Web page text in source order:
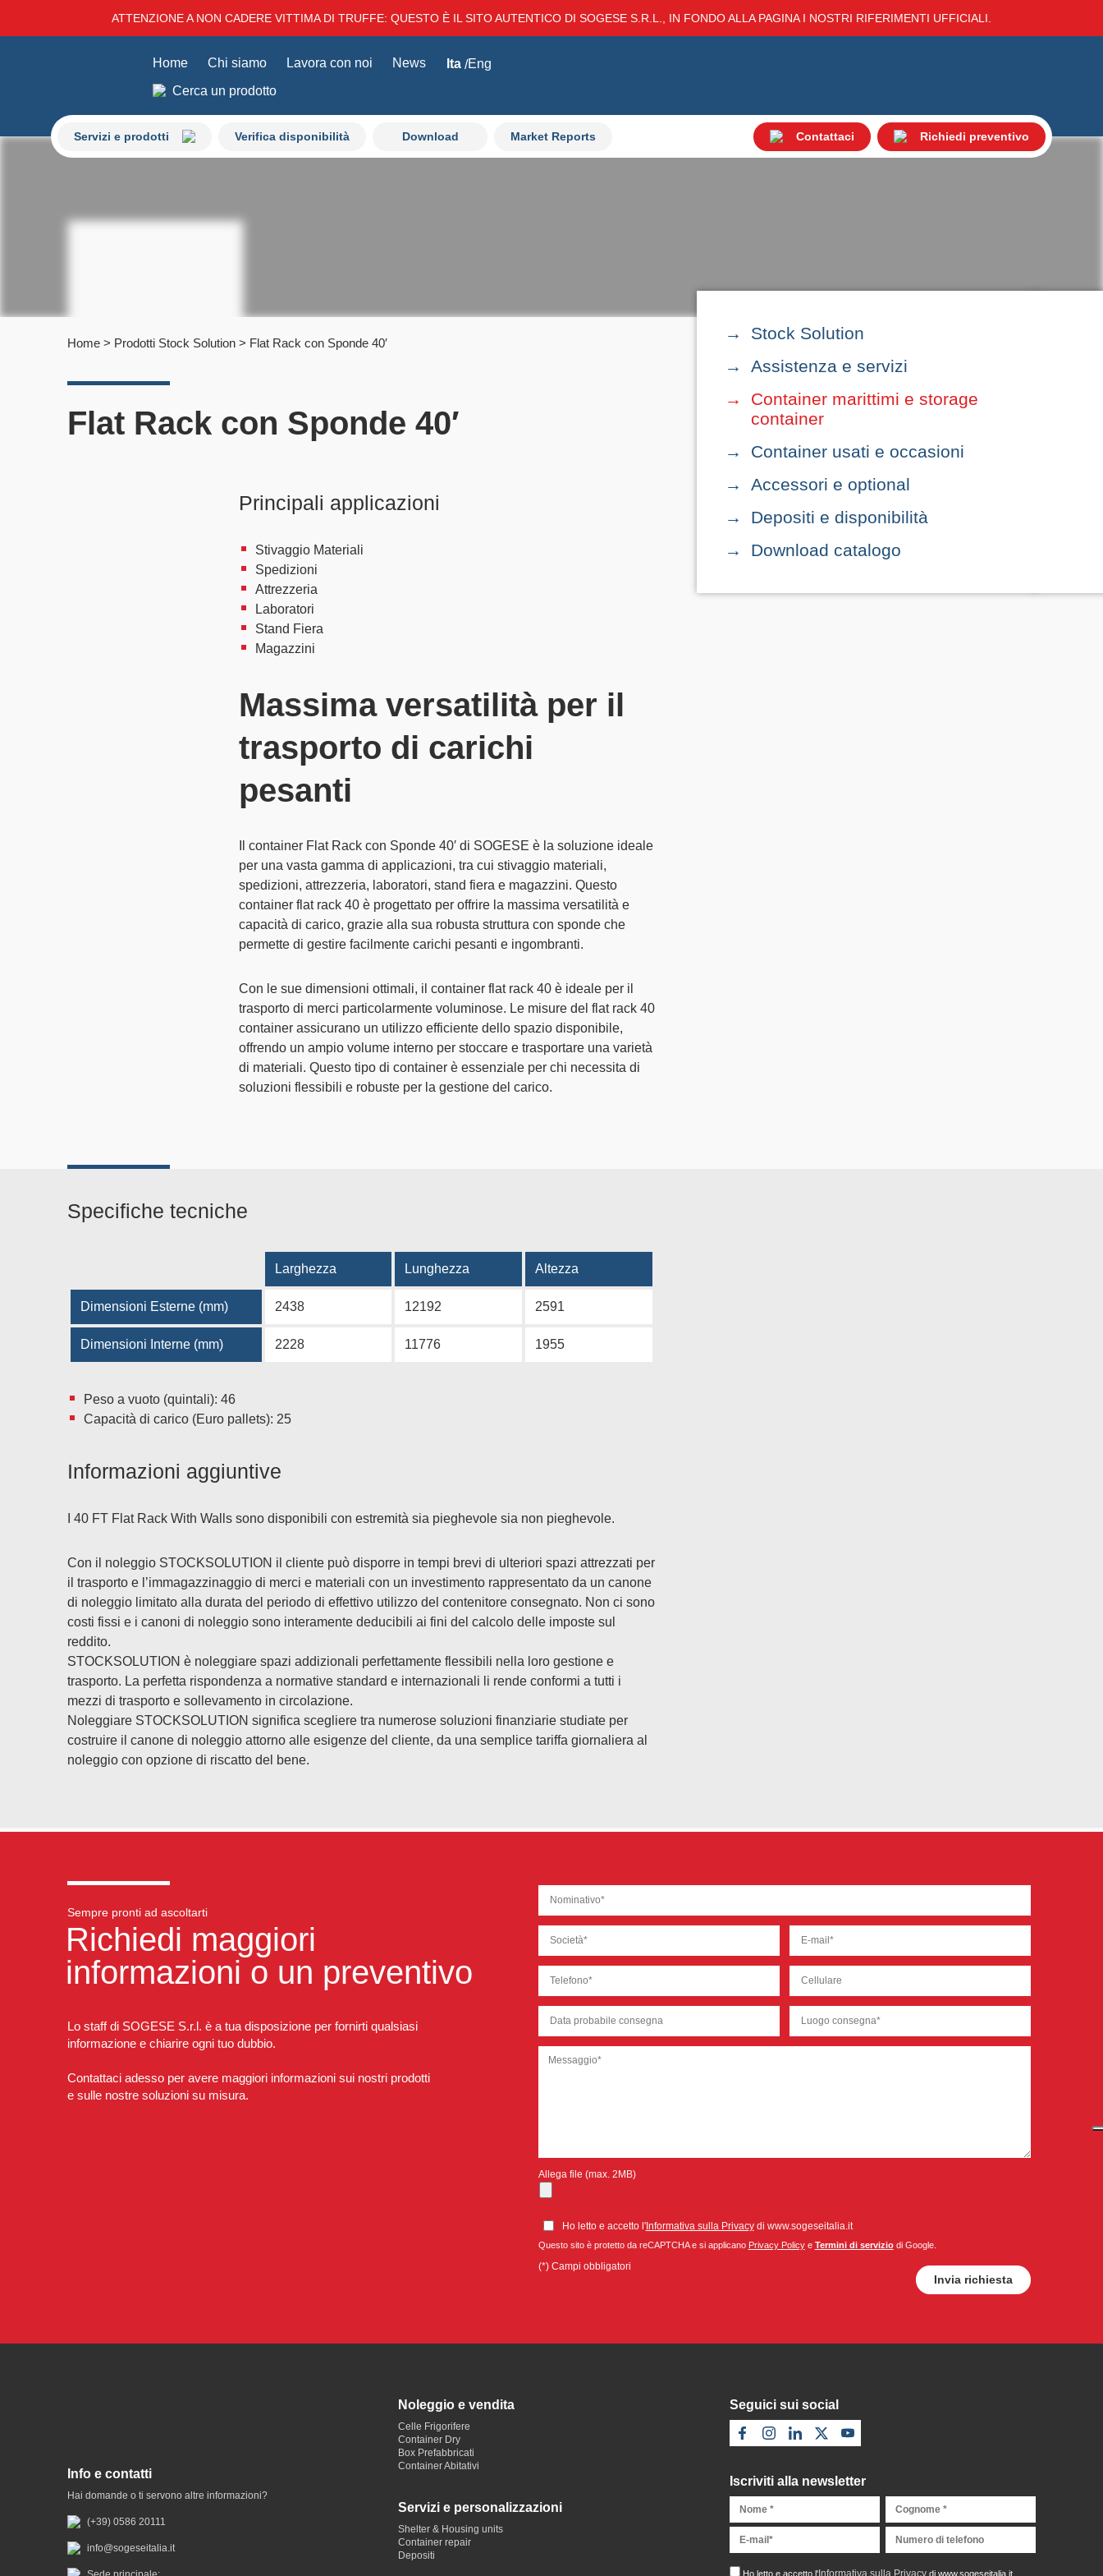
ATTENZIONE A NON CADERE VITTIMA DI TRUFFE: QUESTO È IL SITO AUTENTICO DI SOGESE S.R.L., IN FONDO ALLA PAGINA I NOSTRI RIFERIMENTI UFFICIALI.
Servizi e prodotti Verifica disponibilità Download Market Reports Contattaci Richiedi preventivo
Home Chi siamo Lavora con noi News Ita Eng
Cerca un prodotto
Home > Prodotti Stock Solution > Flat Rack con Sponde 40′
Flat Rack con Sponde 40′
Principali applicazioni
Stivaggio Materiali
Spedizioni
Attrezzeria
Laboratori
Stand Fiera
Magazzini
Massima versatilità per il
trasporto di carichi
pesanti
Ilcontainer Flat Rack con Sponde 40′ di SOGESE è la soluzione ideale
per una vasta gamma di applicazioni, tra cui stivaggio materiali,
spedizioni, attrezzeria, laboratori, stand fiera e magazzini. Questo
container flat rack 40 è progettato per offrire la massima versatilità e
capacità di carico, grazie alla sua robusta struttura con sponde che
permette di gestire facilmente carichi pesanti e ingombranti.
Con le suedimensioni ottimali, ilcontainer flat rack 40 è ideale per il
trasporto di merci particolarmente voluminose. Le misure delflat rack 40
container assicurano un utilizzo efficiente dello spazio disponibile,
offrendo un ampio volume interno per stoccare e trasportare una varietà
di materiali. Questo tipo di container è essenziale per chi necessita di
soluzioni flessibili e robuste per la gestione del carico.
Specifiche tecniche
Larghezza Lunghezza Altezza
Dimensioni Esterne (mm) 2438 12192 2591
Dimensioni Interne (mm) 2228 11776 1955
Peso a vuoto (quintali): 46
Capacità di carico (Euro pallets): 25
Informazioni aggiuntive
I 40 FT Flat Rack With Walls sono disponibili con estremità sia pieghevole sia non pieghevole.
Con il noleggio STOCKSOLUTION il cliente può disporre in tempi brevi di ulteriori spazi attrezzati per
il trasporto e l’immagazzinaggio di merci e materiali con un investimento rappresentato da un canone
di noleggio limitato alla durata del periodo di effettivo utilizzo del contenitore consegnato. Non ci sono
costi fissi e i canoni di noleggio sono interamente deducibili ai fini del calcolo delle imposte sul
reddito.
STOCKSOLUTION è noleggiare spazi addizionali perfettamente flessibili nella loro gestione e
trasporto. La perfetta rispondenza a normative standard e internazionali li rende conformi a tutti i
mezzi di trasporto e sollevamento in circolazione.
Noleggiare STOCKSOLUTION significa scegliere tra numerose soluzioni finanziarie studiate per
costruire il canone di noleggio attorno alle esigenze del cliente, da una semplice tariffa giornaliera al
noleggio con opzione di riscatto del bene.
Stock Solution
Assistenza e servizi
Container marittimi e storage
container
Container usati e occasioni
Accessori e optional
Depositi e disponibilità
Download catalogo
Sempre pronti ad ascoltarti
Richiedi maggiori
informazioni o un preventivo
Lo staff di SOGESE S.r.l. è a tua disposizione per fornirti qualsiasi
informazione e chiarire ogni tuo dubbio.
Contattaci adesso per avere maggiori informazioni sui nostri prodotti
e sulle nostre soluzioni su misura.
Allega file (max. 2MB)
Ho letto e accetto l'Informativa sulla Privacydi www.sogeseitalia.it
Questo sito è protetto da reCAPTCHA e si applicano Privacy Policye Termini di serviziodi Google.
(*) Campi obbligatori
Info e contatti
Hai domande o ti servono altre informazioni?
(+39) 0586 20111
info@sogeseitalia.it
Noleggio e vendita
Celle Frigorifere
Container Dry
Box Prefabbricati
Container Abitativi
Servizi e personalizzazioni
Shelter & Housing units
Container repair
Depositi
Seguici sui social
Iscriviti alla newsletter
Ho letto e accetto l'Informativa sulla Privacydi www.sogeseitalia.it